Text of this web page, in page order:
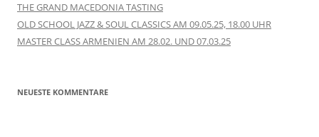
THE GRAND MACEDONIA TASTING
OLD SCHOOL JAZZ & SOUL CLASSICS AM 09.05.25, 18.00 UHR
MASTER CLASS ARMENIEN AM 28.02. UND 07.03.25
NEUESTE KOMMENTARE